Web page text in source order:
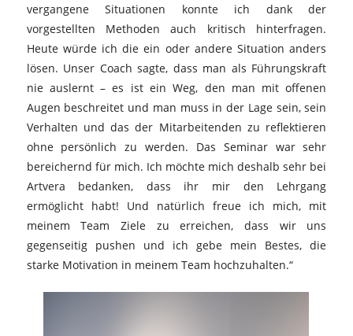
vergangene Situationen konnte ich dank der
vorgestellten Methoden auch kritisch hinterfragen.
Heute würde ich die ein oder andere Situation anders
lösen. Unser Coach sagte, dass man als Führungskraft
nie auslernt – es ist ein Weg, den man mit offenen
Augen beschreitet und man muss in der Lage sein, sein
Verhalten und das der Mitarbeitenden zu reflektieren
ohne persönlich zu werden. Das Seminar war sehr
bereichernd für mich. Ich möchte mich deshalb sehr bei
Artvera bedanken, dass ihr mir den Lehrgang
ermöglicht habt! Und natürlich freue ich mich, mit
meinem Team Ziele zu erreichen, dass wir uns
gegenseitig pushen und ich gebe mein Bestes, die
starke Motivation in meinem Team hochzuhalten.“